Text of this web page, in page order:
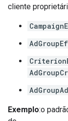
cliente
Exemplo:o